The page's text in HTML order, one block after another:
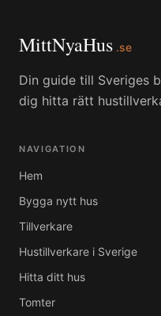
MittNyaHus .se
Din guide till Sveriges
dig hitta rätt
NAVIGATION
Hem
Bygga nytt hus
Tillverkare
Hustillverkare i Sverige
Hitta ditt hus
Tomter